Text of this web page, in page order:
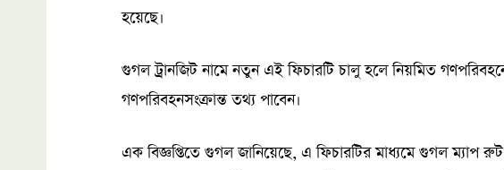
হয়েছে।
গুগল ট্রানজিট নামে নতুন এই ফিচারটি চালু হলে নিয়মিত
গণপরিবহনসংক্রান্ত তথ্য পাবেন।
এক বিজ্ঞপ্তিতে গুগল জানিয়েছে, এ ফিচারটির মাধ্যমে গুগল ম্যাপ